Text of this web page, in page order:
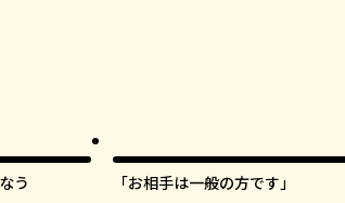
う 「お相手は一般の方です」